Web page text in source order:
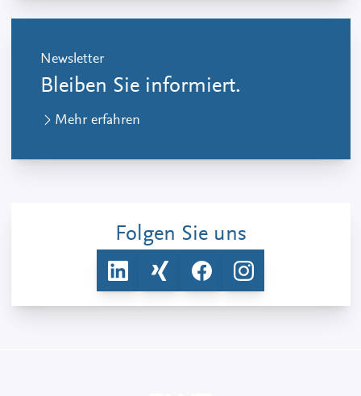
Newsletter
Bleiben Sie informiert.
Mehr erfahren
Folgen Sie uns